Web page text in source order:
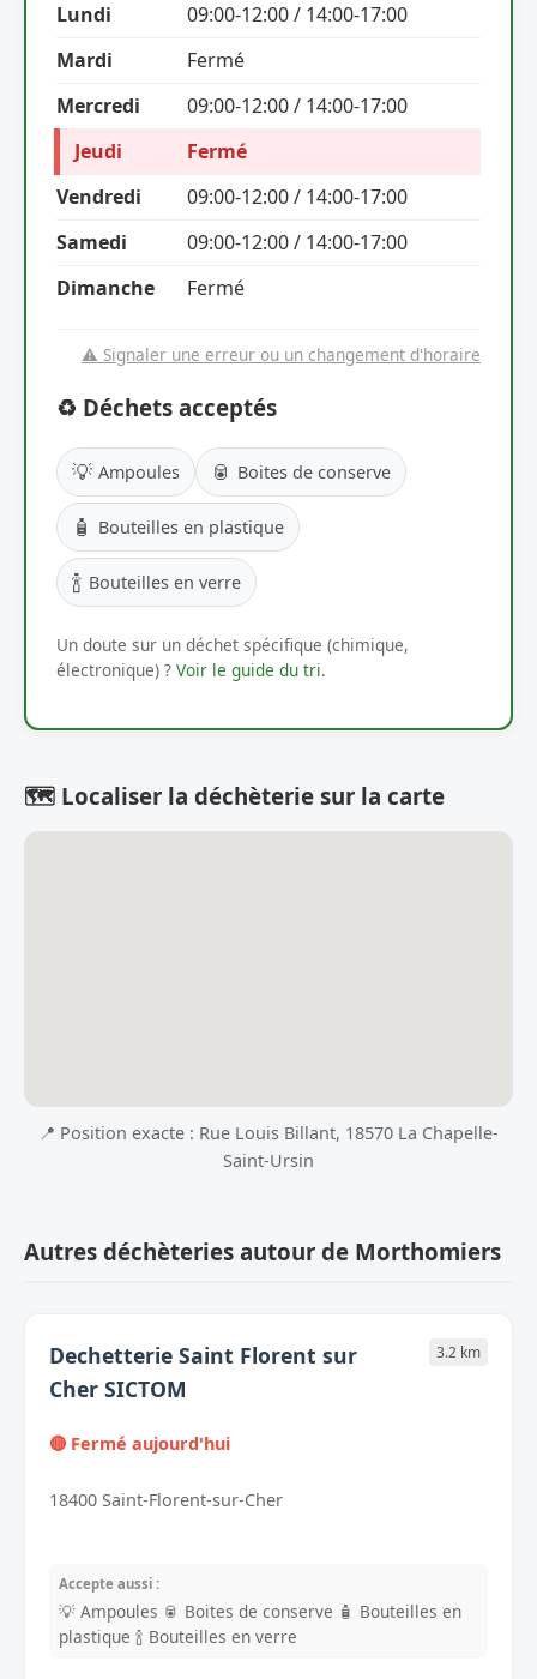
Lundi
09:00-12:00 / 14:00-17:00
Mardi
Fermé
Mercredi
09:00-12:00 / 14:00-17:00
Jeudi
Fermé
Vendredi
09:00-12:00 / 14:00-17:00
Samedi
09:00-12:00 / 14:00-17:00
Dimanche
Fermé
⚠️ Signaler une erreur ou un changement d'horaire
♻️ Déchets acceptés
💡 Ampoules 🥫 Boites de conserve
🧴 Bouteilles en plastique
🍾 Bouteilles en verre
Un doute sur un déchet spécifique (chimique,
électronique) ? Voir le guide du tri.
🗺️ Localiser la déchèterie sur la carte
📍 Position exacte : Rue Louis Billant, 18570 La Chapelle-
Saint-Ursin
Autres déchèteries autour de Morthomiers
Dechetterie Saint Florent sur
Cher SICTOM
3.2 km
🔴 Fermé aujourd'hui
18400 Saint-Florent-sur-Cher
Accepte aussi :
💡 Ampoules 🥫 Boites de conserve 🧴 Bouteilles en
plastique 🍾 Bouteilles en verre